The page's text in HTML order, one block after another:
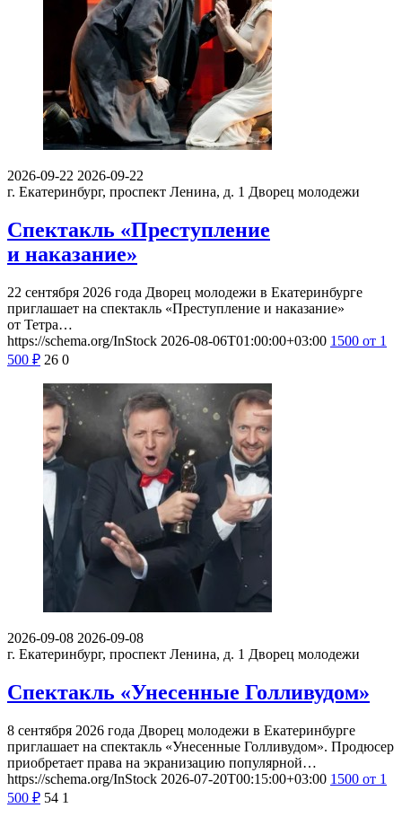
2026-09-22 2026-09-22
г. Екатеринбург, проспект Ленина, д. 1 Дворец молодежи
Спектакль «Преступление
и наказание»
22 сентября 2026 года Дворец молодежи в Екатеринбурге
приглашает на спектакль «Преступление и наказание»
от Тетра…
https://schema.org/InStock 2026-08-06T01:00:00+03:00 1500 от 1
500 ₽ 26 0
2026-09-08 2026-09-08
г. Екатеринбург, проспект Ленина, д. 1 Дворец молодежи
Спектакль «Унесенные Голливудом»
8 сентября 2026 года Дворец молодежи в Екатеринбурге
приглашает на спектакль «Унесенные Голливудом». Продюсер
приобретает права на экранизацию популярной…
https://schema.org/InStock 2026-07-20T00:15:00+03:00 1500 от 1
500 ₽ 54 1